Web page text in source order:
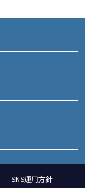
SNS運用方針